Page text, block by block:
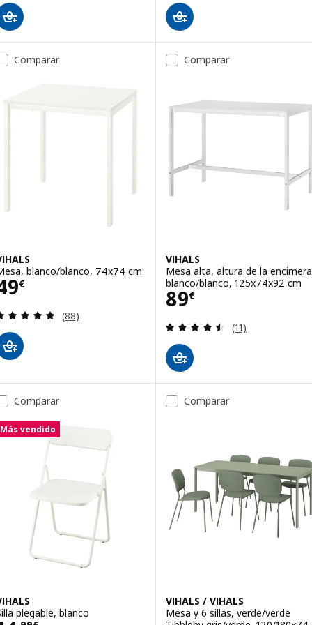
Comparar
blanco/blanco, 74x74 cm
€ 49€
Revisa: 4.8 de 5 estrellas. Total opiniones:
(88)
Comparar
VIHALS
Mesa alta, altura de la encimera
blanco/blanco, 125x74x92 cm
89€
Precio 89€
Revisa: 4.5 de
(11)
Comparar
Más vendido
plegable, blanco
Comparar
VIHALS / VIHALS
Mesa y 6 sillas, verde/verde